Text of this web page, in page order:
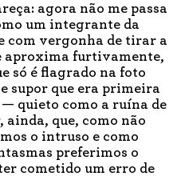
agora não me passa
um integrante da
com vergonha de tirar a
aproxima furtivamente,
só é flagrado na foto
supor que era primeira
quieto como a ruína de
ainda, que, como não
o intruso e como
preferimos o
cometido um erro de